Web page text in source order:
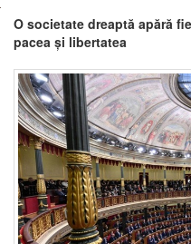
O societate dreaptă apără
pacea și libertatea